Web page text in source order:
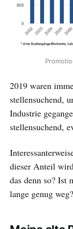
2019 waren
stellensuchend,
Industrie
stellensuchend,
dieser Anteil
das denn so? Ist
lange genug weg?